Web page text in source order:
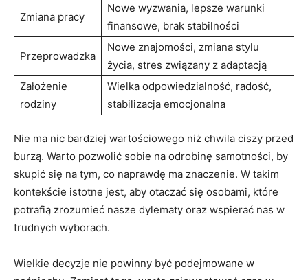
Zmiana pracy
Nowe wyzwania,‍ lepsze warunki
finansowe, brak stabilności
Przeprowadzka
Nowe znajomości, zmiana stylu
życia, ⁤stres związany z adaptacją
Założenie
rodziny
Wielka odpowiedzialność,⁢ radość,
stabilizacja emocjonalna
Nie ma nic bardziej wartościowego ⁢niż chwila ciszy przed
burzą. Warto pozwolić sobie na odrobinę samotności, by
skupić się na tym, co naprawdę ma znaczenie. W takim
kontekście istotne jest, aby⁢ otaczać się osobami, które
potrafią zrozumieć⁣ nasze dylematy oraz wspierać nas w
trudnych wyborach.
Wielkie decyzje⁤ nie ⁤powinny‌ być podejmowane w